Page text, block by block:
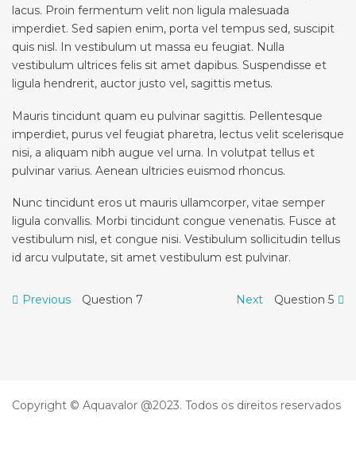
lacus. Proin fermentum velit non ligula malesuada
imperdiet. Sed sapien enim, porta vel tempus sed, suscipit
quis nisl. In vestibulum ut massa eu feugiat. Nulla
vestibulum ultrices felis sit amet dapibus. Suspendisse et
ligula hendrerit, auctor justo vel, sagittis metus.
Mauris tincidunt quam eu pulvinar sagittis. Pellentesque
imperdiet, purus vel feugiat pharetra, lectus velit scelerisque
nisi, a aliquam nibh augue vel urna. In volutpat tellus et
pulvinar varius. Aenean ultricies euismod rhoncus.
Nunc tincidunt eros ut mauris ullamcorper, vitae semper
ligula convallis. Morbi tincidunt congue venenatis. Fusce at
vestibulum nisl, et congue nisi. Vestibulum sollicitudin tellus
id arcu vulputate, sit amet vestibulum est pulvinar.
Navegação
Previous
Previous
Question 7 Next
Next
Question 5
Copyright © Aquavalor @2023. Todos os direitos reservados